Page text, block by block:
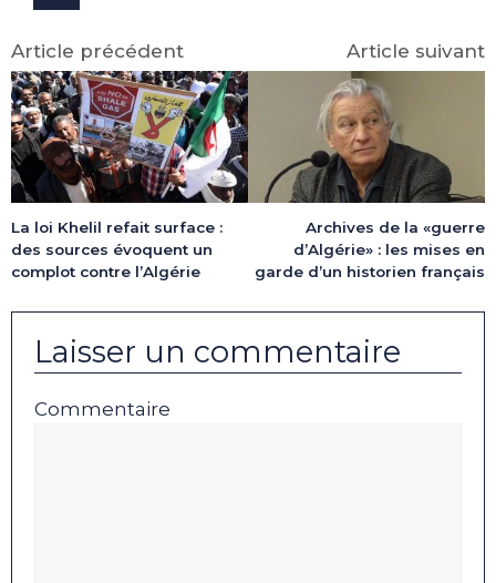
Article précédent
La loi Khelil refait surface :
des sources évoquent un
complot contre l’Algérie
Article suivant
Archives de la «guerre
d’Algérie» : les mises en
garde d’un historien français
Laisser un commentaire
Commentaire